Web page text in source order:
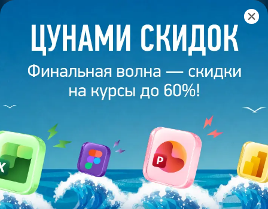
Главная /Банк слайдов / Презентация 486 – Наталья Ц.
ПРЕЗЕНТАЦИЯ 486 - НАТАЛЬЯ Ц.
Моё избранное
Работа
студента
ХОЧУ ЗАКАЗАТЬ ТАКУЮ ПРЕЗЕНТАЦИЮ